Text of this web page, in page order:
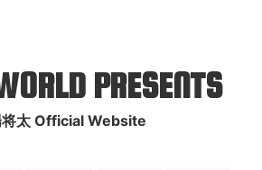
PRESENTS
将太 Official Website